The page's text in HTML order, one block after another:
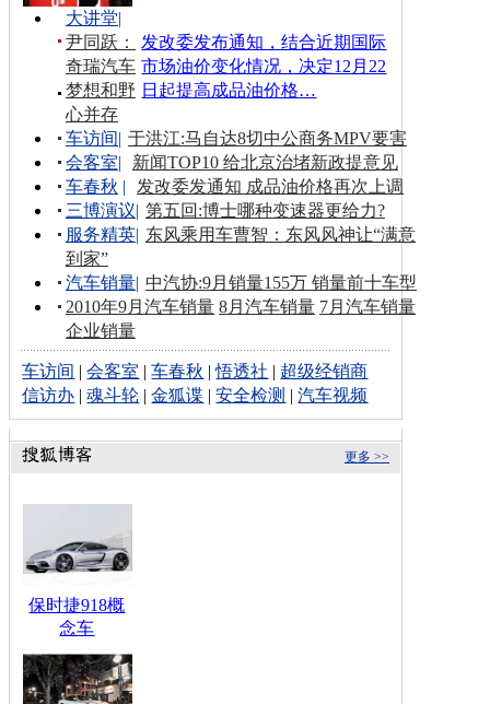
发改委发布通知，结合近期国际
市场油价变化情况，决定12月22
日起提高成品油价格…
大讲堂|
尹同跃：
奇瑞汽车
梦想和野
心并存
车访间| 于洪江:马自达8切中公商务MPV要害
会客室|
新闻TOP10 给北京治堵新政提意见
车春秋 |
发改委发通知 成品油价格再次上调
三博演议| 第五回:博士哪种变速器更给力?
服务精英| 东风乘用车曹智：东风风神让“满意
到家”
汽车销量| 中汽协:9月销量155万 销量前十车型
2010年9月汽车销量 8月汽车销量 7月汽车销量
企业销量
车访间 |会客室 |车春秋 |悟透社 | 超级经销商
信访办 |魂斗轮 |金狐谍 |安全检测 |汽车视频
更多 >>
保时捷918概
念车